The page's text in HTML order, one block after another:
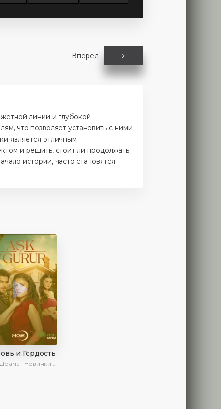
Вперед
линии и глубокой
что позволяет установить с ними
является отличным
и решить, стоит ли продолжать
истории, часто становятся
и Гордость
Драма | Новинки | Сериалы 2024